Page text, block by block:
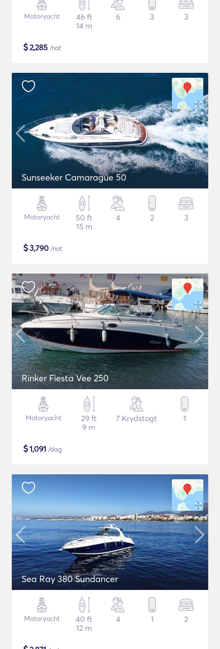
Motoryacht
46 ft
14 m
6 3 3
$2,285 /nat
Sunseeker Camarague 50
Motoryacht
50 ft
15 m
4 2 3
$3,790 /nat
Rinker Fiesta Vee 250
Motoryacht
29 ft
9 m
7 Krydstogt 1
$1,091 /dag
Sea Ray 380 Sundancer
Motoryacht
40 ft
12 m
4 1 2